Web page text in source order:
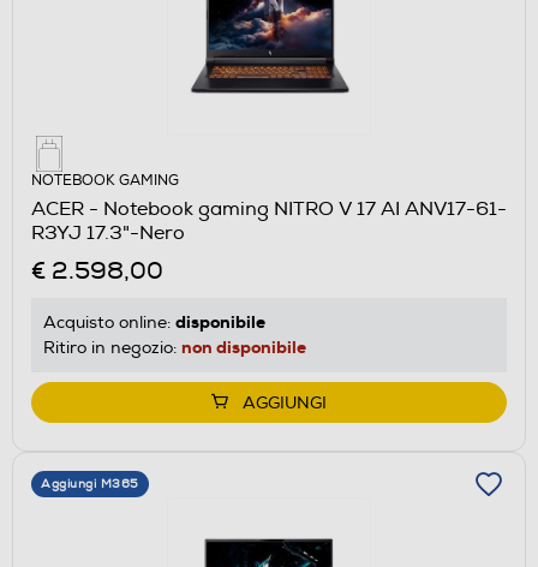
NOTEBOOK GAMING
ACER - Notebook gaming NITRO V 17 AI ANV17-61-
R3YJ 17.3"-Nero
€ 2.598,00
Acquisto online: disponibile
Ritiro in negozio: non disponibile
AGGIUNGI
Aggiungi M365